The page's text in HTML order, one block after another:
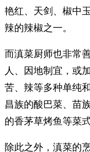
艳红、天剑、椒中
辣的辣椒之一。
而滇菜厨师也非常
人、因地制宜，或
苦、辣等多种单纯
昌族的酸巴菜、苗
的香茅草烤鱼等菜式
除此之外，滇菜的